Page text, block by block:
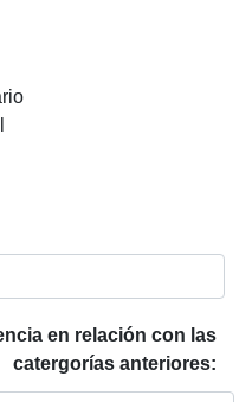
en relación con las
catergorías anteriores: